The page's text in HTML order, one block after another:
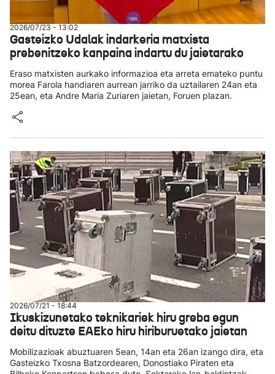
2026/07/23 - 13:02
Gasteizko Udalak indarkeria matxista
prebenitzeko kanpaina indartu du jaietarako
Eraso matxisten aurkako informazioa eta arreta emateko puntu
morea Farola handiaren aurrean jarriko da uztailaren 24an eta
25ean, eta Andre Maria Zuriaren jaietan, Foruen plazan.
2026/07/21 - 18:44
Ikuskizunetako teknikariek hiru greba egun
deitu dituzte EAEko hiru hiriburuetako jaietan
Mobilizazioak abuztuaren 5ean, 14an eta 26an izango dira, eta
Gasteizko Txosna Batzordearen, Donostiako Piraten eta